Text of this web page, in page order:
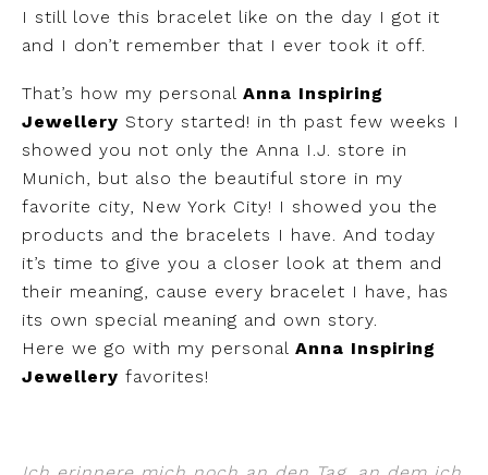
I still love this bracelet like on the day I got it
and I don’t remember that I ever took it off.
That’s how my personal Anna Inspiring
Jewellery Story started! in th past few weeks I
showed you not only the Anna I.J. store in
Munich, but also the beautiful store in my
favorite city, New York City! I showed you the
products and the bracelets I have. And today
it’s time to give you a closer look at them and
their meaning, cause every bracelet I have, has
its own special meaning and own story.
Here we go with my personal Anna Inspiring
Jewellery favorites!